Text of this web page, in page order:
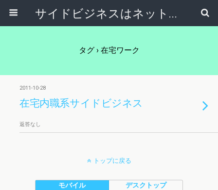
サイドビジネスはネットで稼ぐ～サラリーマンが副業から独立起業する方法～
タグ › 在宅ワーク
2011-10-28
在宅内職系サイドビジネス
返答なし
トップに戻る
モバイル デスクトップ